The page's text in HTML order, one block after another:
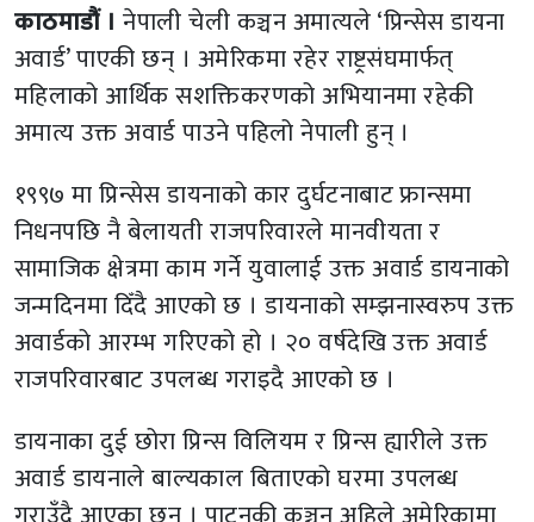
काठमाडौं । नेपाली चेली कञ्चन अमात्यले ‘प्रिन्सेस डायना
अवार्ड’ पाएकी छन् । अमेरिकमा रहेर राष्ट्रसंघमार्फत्
महिलाको आर्थिक सशक्तिकरणको अभियानमा रहेकी
अमात्य उक्त अवार्ड पाउने पहिलो नेपाली हुन् ।
१९९७ मा प्रिन्सेस डायनाको कार दुर्घटनाबाट फ्रान्समा
निधनपछि नै बेलायती राजपरिवारले मानवीयता र
सामाजिक क्षेत्रमा काम गर्ने युवालाई उक्त अवार्ड डायनाको
जन्मदिनमा दिँदै आएको छ । डायनाको सम्झनास्वरुप उक्त
अवार्डको आरम्भ गरिएको हो । २० वर्षदेखि उक्त अवार्ड
राजपरिवारबाट उपलब्ध गराइदै आएको छ ।
डायनाका दुई छोरा प्रिन्स विलियम र प्रिन्स ह्यारीले उक्त
अवार्ड डायनाले बाल्यकाल बिताएको घरमा उपलब्ध